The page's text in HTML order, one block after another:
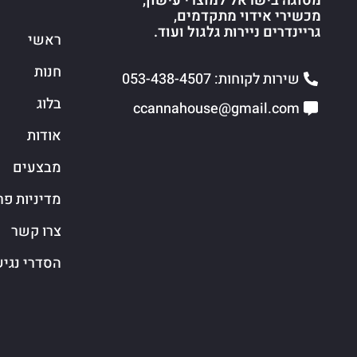
מכשירי אידוי מתקדמים,
גריינדרים ניירות גלגול ועוד.
שירות לקוחות: 053-438-4507
ccannahouse@gmail.com
ראשי
חנות
בלוג
אודות
מבצעים
מדיניות
צרו קשר
הסדרי